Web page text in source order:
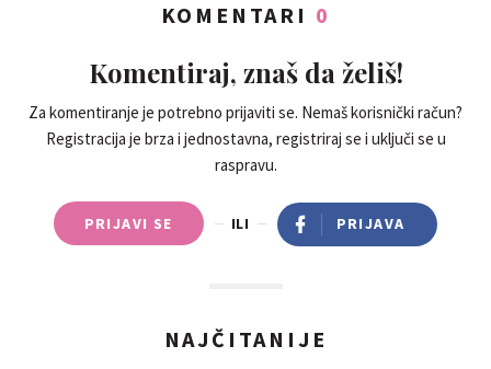
KOMENTARI 0
Komentiraj, znaš da želiš!
Za komentiranje je potrebno prijaviti se. Nemaš korisnički račun?
Registracija je brza i jednostavna, registriraj se i uključi se u
raspravu.
PRIJAVI SE ILI PRIJAVA
NAJČITANIJE